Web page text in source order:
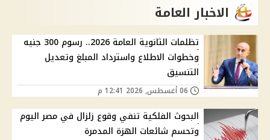
الاخبار العامة
تظلمات الثانوية العامة 2026.. رسوم 300 جنيه
وخطوات الاطلاع واسترداد المبلغ وتعديل
التنسيق
البحوث الفلكية تنفي وقوع زلزال في مصر اليوم
وتحسم شائعات الهزة المدمرة